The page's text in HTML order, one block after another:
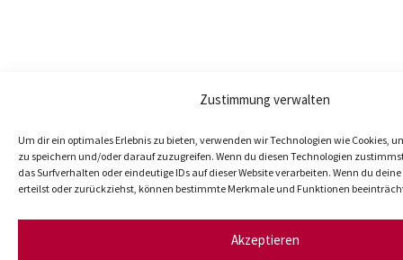
Zustimmung verwalten
Um dir ein optimales Erlebnis zu bieten, verwenden wir Technologien wie Cookies,
zu speichern und/oder darauf zuzugreifen. Wenn du diesen Technologien
das Surfverhalten oder eindeutige IDs auf dieser Website verarbeiten. Wenn du
erteilst oder zurückziehst, können bestimmte Merkmale und Funktionen
Akzeptieren